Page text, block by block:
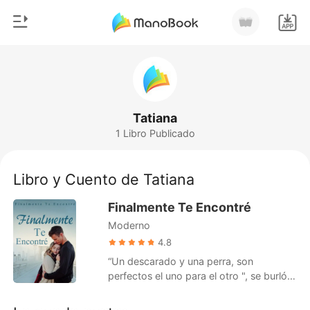
Salir
Instalar APP
Hombre Lobo
Romance
Urbano
Ranking
Tatiana
1 Libro Publicado
Libro y Cuento de Tatiana
Finalmente Te Encontré
Moderno
4.8
“Un descarado y una perra, son
perfectos el uno para el otro ", se burló